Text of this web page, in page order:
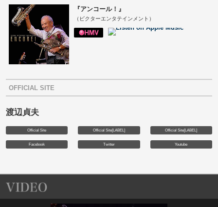
『アンコール！』
（ビクターエンタテインメント）
OFFICIAL SITE
渡辺貞夫
Official Site Official Site[LABEL] Official Site[LABEL]
Facebook Twitter Youtube